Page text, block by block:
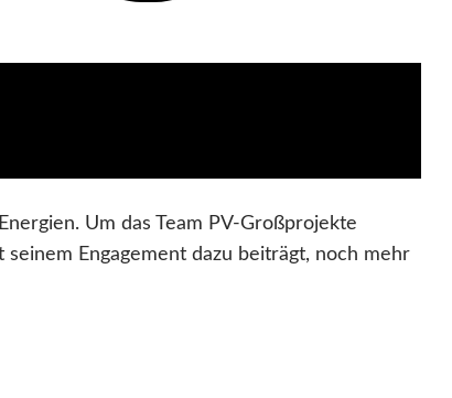
Um das Team PV-Großprojekte
Engagement dazu beiträgt, noch mehr